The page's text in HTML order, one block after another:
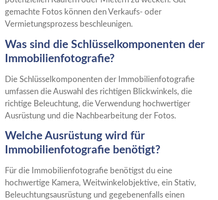
gemachte Fotos können den Verkaufs- oder
Vermietungsprozess beschleunigen.
Was sind die Schlüsselkomponenten der
Immobilienfotografie?
Die Schlüsselkomponenten der Immobilienfotografie
umfassen die Auswahl des richtigen Blickwinkels, die
richtige Beleuchtung, die Verwendung hochwertiger
Ausrüstung und die Nachbearbeitung der Fotos.
Welche Ausrüstung wird für
Immobilienfotografie benötigt?
Für die Immobilienfotografie benötigst du eine
hochwertige Kamera, Weitwinkelobjektive, ein Stativ,
Beleuchtungsausrüstung und gegebenenfalls einen